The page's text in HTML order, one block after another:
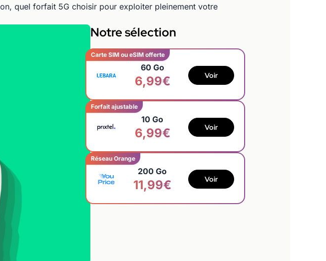
quel forfait 5G choisir pour exploiter pleinement votre
Notre sélection
Carte SIM ou eSIM offerte
60 Go
6,99€ Voir
Forfait ajustable
10 Go
6,99€ Voir
Réseau Orange
200 Go
11,99€ Voir